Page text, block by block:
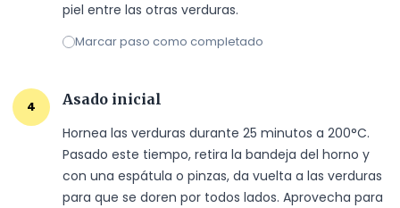
piel entre las otras verduras.
Marcar paso como completado
4
Asado inicial
Hornea las verduras durante 25 minutos a 200°C.
Pasado este tiempo, retira la bandeja del horno y
con una espátula o pinzas, da vuelta a las verduras
para que se doren por todos lados. Aprovecha para